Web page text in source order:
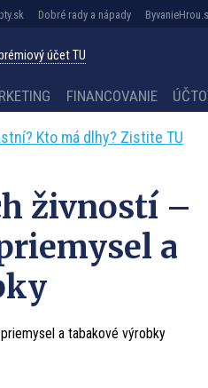
Dobré rady a nápady
účet TU
FINANCOVANIE
Kto má dlhy? Zistite TU
živností –
a